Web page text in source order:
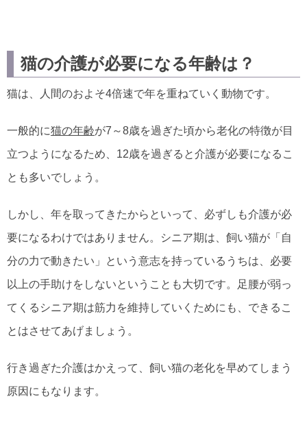
猫の介護が必要になる年齢は？
猫は、人間のおよそ4倍速で年を重ねていく動物です。
一般的に猫の年齢が7～8歳を過ぎた頃から老化の特徴が目
立つようになるため、12歳を過ぎると介護が必要になるこ
とも多いでしょう。
しかし、年を取ってきたからといって、必ずしも介護が必
要になるわけではありません。シニア期は、飼い猫が「自
分の力で動きたい」という意志を持っているうちは、必要
以上の手助けをしないということも大切です。足腰が弱っ
てくるシニア期は筋力を維持していくためにも、できるこ
とはさせてあげましょう。
行き過ぎた介護はかえって、飼い猫の老化を早めてしまう
原因にもなります。